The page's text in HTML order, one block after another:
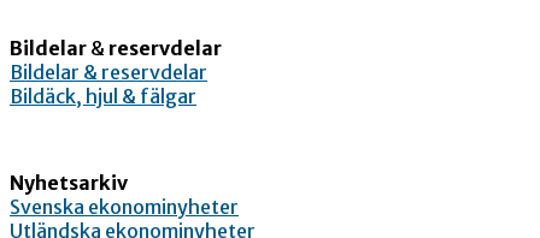
Bildelar & reservdelar
Bildelar & reservdelar
Bildäck, hjul & fälgar
Nyhetsarkiv
Svenska ekonominyheter
Utländska ekonominyheter